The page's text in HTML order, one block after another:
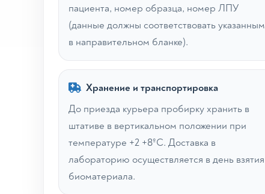
пациента, номер образца, номер ЛПУ
(данные должны соответствовать указанным
в направительном бланке).
Хранение и транспортировка
До приезда курьера пробирку хранить в
штативе в вертикальном положении при
температуре +2 +8ºС. Доставка в
лабораторию осуществляется в день взятия
биоматериала.